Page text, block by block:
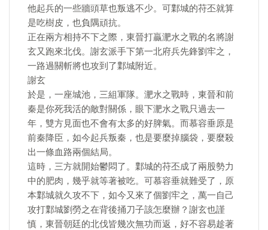
他起兵的一些牆頭草也叛逃不少。可鄴城的苻丕就算
是吃樹皮，也負隅頑抗。
正在兩方相持不下之際，東晉打贏淝水之戰的名將謝
玄又跑來北伐。謝玄派手下第一北府兵先鋒劉牢之，
一路過關斬將也攻到了鄴城附近。
謝玄
於是，一座城池，三組軍隊。淝水之戰時，東晉和前
秦是你死我活的敵對關係，眼下淝水之戰只過去一
年，雙方見面也不會有太多的好脾氣。而慕容垂原是
前秦降臣，如今起兵叛秦，也是要麼掉腦袋，要麼殺
出一條血路兩個結局。
這時，三方就開始鬱悶了。鄴城的苻丕成了兩股勢力
中的肥肉，幾乎就等著被吃。可慕容垂就難受了，原
本鄴城就久攻不下，如今又來了個劉牢之，萬一自己
攻打鄴城劉勞之在背後捅刀子該怎麼辦？謝玄也謹
慎，東晉朝廷的北伐皆幾次無功而返，好不容易趁著